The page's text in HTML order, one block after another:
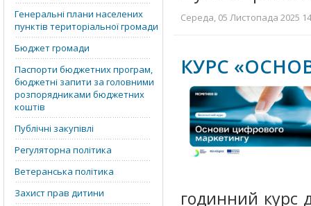
Генеральні плани населених
пунктів територіальної громади
Бюджет громади
Паспорти бюджетних програм,
бюджетні запити за головними
розпорядниками бюджетних
коштів
Публічні закупівлі
Регуляторна політика
Ветеранська політика
Захист прав дитини
Середа, 05 Листопада 2025
КУРС
годинний курс